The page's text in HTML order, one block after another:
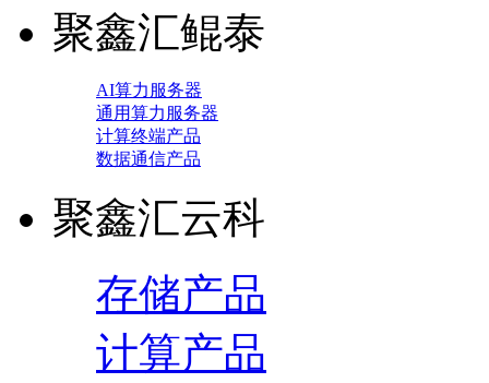
聚鑫汇鲲泰
AI算力服务器
通用算力服务器
计算终端产品
数据通信产品
聚鑫汇云科
存储产品
计算产品